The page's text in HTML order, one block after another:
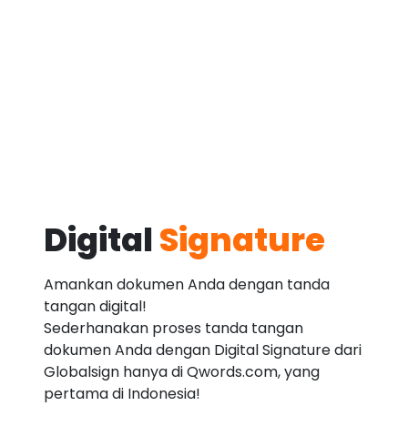
DigitalSignature
Amankan dokumen Anda dengan tanda
tangan digital!
Sederhanakan proses tanda tangan
dokumen Anda dengan Digital Signature dari
Globalsign hanya di Qwords.com, yang
pertama di Indonesia!